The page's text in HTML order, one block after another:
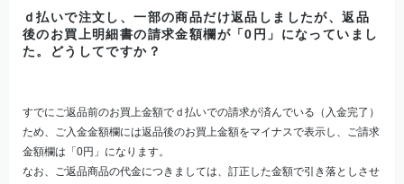
ｄ払いで注文し、一部の商品だけ返品しましたが、返品
後のお買上明細書の請求金額欄が「0円」になっていまし
た。どうしてですか？
すでにご返品前のお買上金額でｄ払いでの請求が済んでいる（入金完了）
ため、ご入金金額欄には返品後のお買上金額をマイナスで表示し、ご請求
金額欄は「0円」になります。
なお、ご返品商品の代金につきましては、訂正した金額で引き落としさせ